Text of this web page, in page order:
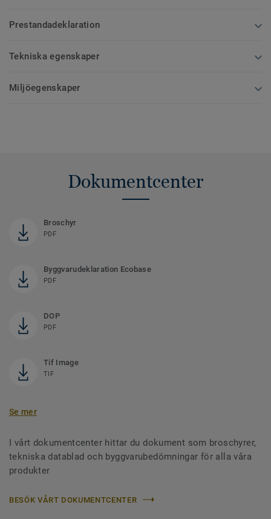
Prestandadeklaration
Tekniska egenskaper
Miljöegenskaper
Dokumentcenter
Broschyr
PDF
Byggvarudeklaration Ecobase
PDF
DOP
PDF
Tif Image
TIF
Se mer
I vårt dokumentcenter hittar du dokument som broschyrer,
tekniska datablad och byggvarubedömningar för alla våra
produkter
BESÖK VÅRT DOKUMENTCENTER